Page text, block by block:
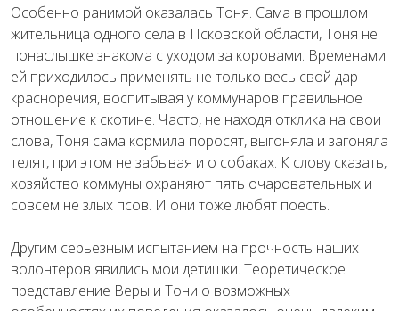
Особенно ранимой оказалась Тоня. Сама в прошлом
жительница одного села в Псковской области, Тоня не
понаслышке знакома с уходом за коровами. Временами
ей приходилось применять не только весь свой дар
красноречия, воспитывая у коммунаров правильное
отношение к скотине. Часто, не находя отклика на свои
слова, Тоня сама кормила поросят, выгоняла и загоняла
телят, при этом не забывая и о собаках. К слову сказать,
хозяйство коммуны охраняют пять очаровательных и
совсем не злых псов. И они тоже любят поесть.
Другим серьезным испытанием на прочность наших
волонтеров явились мои детишки. Теоретическое
представление Веры и Тони о возможных